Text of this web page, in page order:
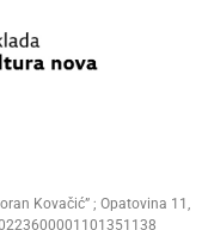
Kovačić” ; Opatovina 11,